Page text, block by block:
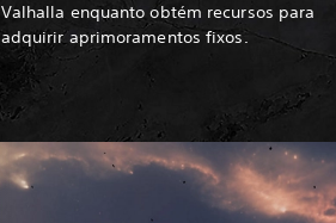
Valhalla enquanto obtém recursos para
adquirir aprimoramentos fixos.